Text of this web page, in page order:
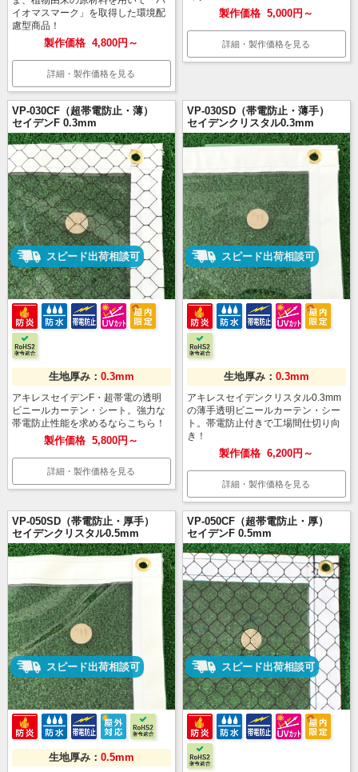
イオマスマーク」を取得した環境配
慮型商品！
製作価格 4,800円～
詳細・製作価格を見る
製作価格 5,000円～
詳細・製作価格を見る
VP-030CF（超帯電防止・薄）
セイデンF 0.3mm
スピード出荷相談可
生地厚み： 0.3mm
アキレスセイデンF・超帯電の透明
ビニールカーテン・シート。強力な
帯電防止性能を求めるならこちら！
製作価格 5,800円～
詳細・製作価格を見る
VP-030SD（帯電防止・薄手）
セイデンクリスタル0.3mm
スピード出荷相談可
生地厚み： 0.3mm
アキレスセイデンクリスタル0.3mm
の薄手透明ビニールカーテン・シー
ト。帯電防止付きで工場間仕切り向
き！
製作価格 6,200円～
詳細・製作価格を見る
VP-050SD（帯電防止・厚手）
セイデンクリスタル0.5mm
スピード出荷相談可
生地厚み： 0.5mm
VP-050CF（超帯電防止・厚）
セイデンF 0.5mm
スピード出荷相談可